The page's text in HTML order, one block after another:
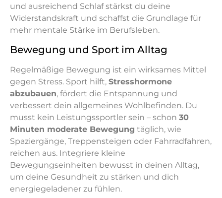
und ausreichend Schlaf stärkst du deine
Widerstandskraft und schaffst die Grundlage für
mehr mentale Stärke im Berufsleben.
Bewegung und Sport im Alltag
Regelmäßige Bewegung ist ein wirksames Mittel
gegen Stress. Sport hilft, Stresshormone
abzubauen, fördert die Entspannung und
verbessert dein allgemeines Wohlbefinden. Du
musst kein Leistungssportler sein – schon 30
Minuten moderate Bewegung täglich, wie
Spaziergänge, Treppensteigen oder Fahrradfahren,
reichen aus. Integriere kleine
Bewegungseinheiten bewusst in deinen Alltag,
um deine Gesundheit zu stärken und dich
energiegeladener zu fühlen.